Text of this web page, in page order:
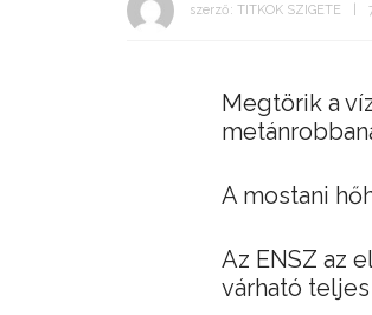
szerző: TITKOK SZIGETE
Megtörik a
A mostani
Az ENSZ az
várható